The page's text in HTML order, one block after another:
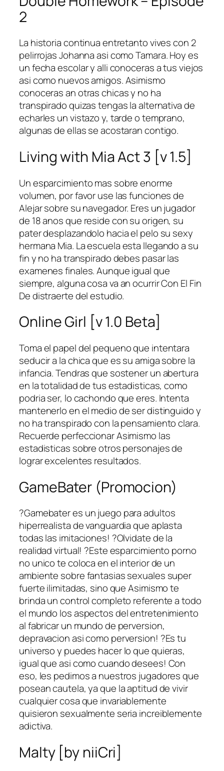
2
La historia continua entretanto vives con 2
pelirrojas Johanna asi­ como Tamara. Hoy es
un fecha escolar y alli conoceras a tus viejos
asi­ como nuevos amigos. Asimismo
conoceras an otras chicas y no ha
transpirado quizas tengas la alternativa de
echarles un vistazo y, tarde o temprano,
algunas de ellas se acostaran contigo.
Living with Mia Act 3 [v 1.5]
Un esparcimiento mas sobre enorme
volumen, por favor use las funciones de
Alejar sobre su navegador. Eres un jugador
de 18 anos que reside con su origen, su
pater desplazandolo hacia el pelo su sexy
hermana Mia. La escuela esta llegando a su
fin y no ha transpirado debes pasar las
examenes finales. Aunque igual que
siempre, alguna cosa va an ocurrir Con El Fin
De distraerte del estudio.
Online Girl [v 1.0 Beta]
Toma el papel del pequeno que intentara
seducir a la chica que es su amiga sobre la
infancia. Tendras que sostener un abertura
en la totalidad de tus estadisticas, como
podri­a ser, lo cachondo que eres. Intenta
mantenerlo en el medio de ser distinguido y
no ha transpirado con la pensamiento clara.
Recuerde perfeccionar Asimismo las
estadisticas sobre otros personajes de
lograr excelentes resultados.
GameBater (Promocion)
?Gamebater es un juego para adultos
hiperrealista de vanguardia que aplasta
todas las imitaciones! ?Olvidate de la
realidad virtual! ?Este esparcimiento porno
no unico te coloca en el interior de un
ambiente sobre fantasias sexuales super
fuerte ilimitadas, sino que Asimismo te
brinda un control completo referente a todo
el mundo los aspectos del entretenimiento
al fabricar un mundo de perversion,
depravacion asi­ como perversion! ?Es tu
universo y puedes hacer lo que quieras,
igual que asi­ como cuando desees! Con
eso, les pedimos a nuestros jugadores que
posean cautela, ya que la aptitud de vivir
cualquier cosa que invariablemente
quisieron sexualmente seri­a increiblemente
adictiva.
Malty [by niiCri]